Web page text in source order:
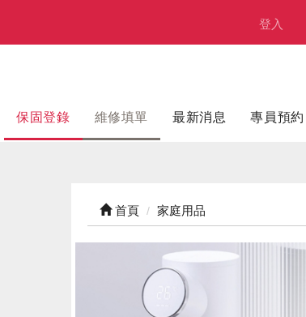
登入
保固登錄 維修填單 最新消息 專員預約
首頁 家庭用品